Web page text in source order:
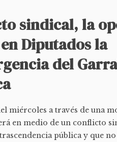
sindical, la
Diputados la
del
miércoles a través de una
en medio de un conflicto
pública y que